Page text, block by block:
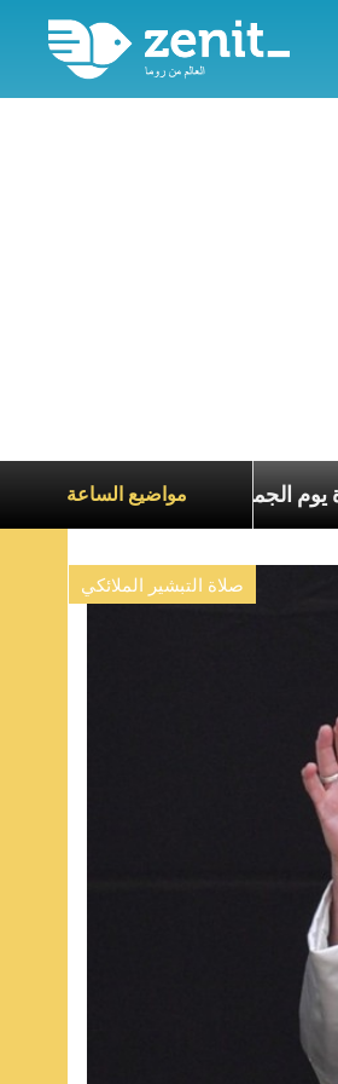
مواضيع الساعة
عناوين نشرة يوم الجمعة 7 آب 2026: السلام يُبنى بصبر يومًا بعد يوم
صلاة التبشير الملائكي